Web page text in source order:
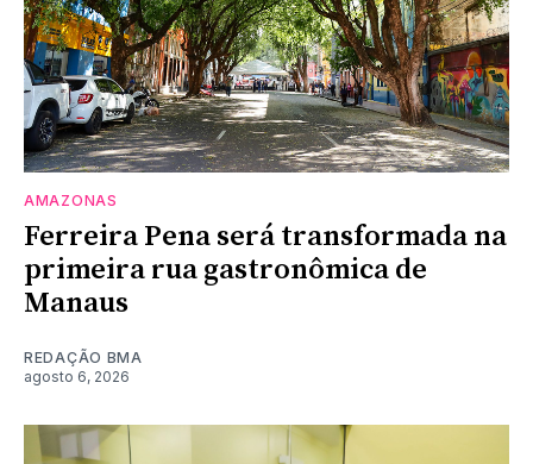
AMAZONAS
Ferreira Pena será transformada na
primeira rua gastronômica de
Manaus
REDAÇÃO BMA
agosto 6, 2026